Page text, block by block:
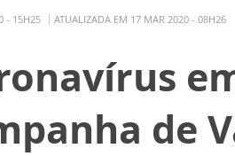
- 15H25 ATUALIZADA EM 17 MAR 2020 - 08H26
de